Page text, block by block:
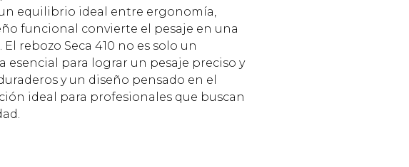
equilibrio ideal entre ergonomía,
funcional convierte el pesaje en una
rebozo Seca 410 no es solo un
esencial para lograr un pesaje preciso y
y un diseño pensado en el
ideal para profesionales que buscan